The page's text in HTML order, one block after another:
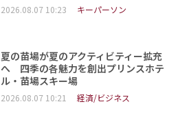
2026.08.07 10:23 キーパーソン
夏の苗場が夏のアクティビティー拡充
へ 四季の各魅力を創出プリンスホテ
ル・苗場スキー場
2026.08.07 10:21 経済/ビジネス